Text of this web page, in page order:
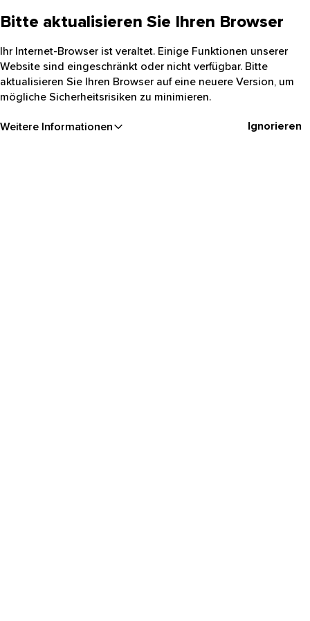
Bitte aktualisieren Sie Ihren Browser
Ihr Internet-Browser ist veraltet. Einige Funktionen unserer
Website sind eingeschränkt oder nicht verfügbar. Bitte
aktualisieren Sie Ihren Browser auf eine neuere Version, um
mögliche Sicherheitsrisiken zu minimieren.
Weitere Informationen Ignorieren